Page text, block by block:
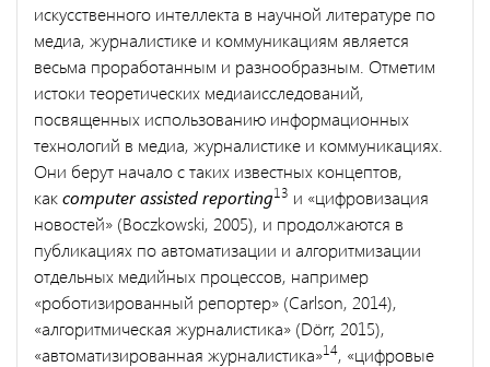
искусственного интеллекта в научной литературе по
медиа, журналистике и коммуникациям является
весьма проработанным и разнообразным. Отметим
истоки теоретических медиаисследований,
посвященных использованию информационных
технологий в медиа, журналистике и коммуникациях.
Они берут начало с таких известных концептов,
какcomputer assisted reporting13 и «цифровизация
новостей» (Boczkowski, 2005), и продолжаются в
публикациях по автоматизации и алгоритмизации
отдельных медийных процессов, например
«роботизированный репортер» (Carlson, 2014),
«алгоритмическая журналистика» (Dörr, 2015),
«автоматизированная журналистика»14, «цифровые